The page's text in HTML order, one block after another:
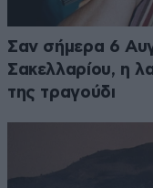
Σαν σήμερα 6
Σακελλαρίου, η
της τραγούδι